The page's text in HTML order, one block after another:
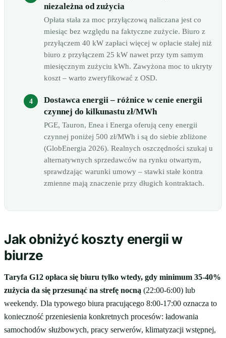
niezależna od zużycia
Opłata stała za moc przyłączową naliczana jest co
miesiąc bez względu na faktyczne zużycie. Biuro z
przyłączem 40 kW zapłaci więcej w opłacie stałej niż
biuro z przyłączem 25 kW nawet przy tym samym
miesięcznym zużyciu kWh. Zawyżona moc to ukryty
koszt – warto zweryfikować z OSD.
Dostawca energii – różnice w cenie energii
czynnej do kilkunastu zł/MWh
PGE, Tauron, Enea i Energa oferują ceny energii
czynnej poniżej 500 zł/MWh i są do siebie zbliżone
(GlobEnergia 2026). Realnych oszczędności szukaj u
alternatywnych sprzedawców na rynku otwartym,
sprawdzając warunki umowy – stawki stałe kontra
zmienne mają znaczenie przy długich kontraktach.
Jak obniżyć koszty energii w
biurze
Taryfa G12 opłaca się biuru tylko wtedy, gdy minimum 35-40%
zużycia da się przesunąć na strefę nocną (22:00-6:00) lub
weekendy. Dla typowego biura pracującego 8:00-17:00 oznacza to
konieczność przeniesienia konkretnych procesów: ładowania
samochodów służbowych, pracy serwerów, klimatyzacji wstępnej,